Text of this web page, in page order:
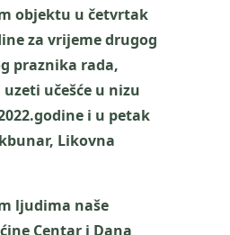
objektu u četvrtak
za vrijeme drugog
praznika rada,
učešće u nizu
i u petak
Likovna
ljudima naše
Centar i Dana